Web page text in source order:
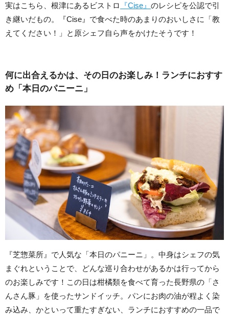
実はこちら、根津にあるビストロ 『Cise』 のレシピを公認で引
き継いだもの。『Cise』で食べた時のあまりのおいしさに「教
えてください！」と原シェフ自ら声をかけたそうです！
何に出合えるかは、その日のお楽しみ！ランチにおすす
め「本日のパニーニ」
『芝惣菜所』で人気な「本日のパニーニ」。中身はシェフの気
まぐれということで、どんな巡り合わせがあるかは行ってから
のお楽しみです！この日は柑橘類を食べて育った長野県の「さ
んさん豚」を使ったサンドイッチ。パンにお肉の油が程よく染
み込み、かといって重たすぎない、ランチにおすすめの一品で